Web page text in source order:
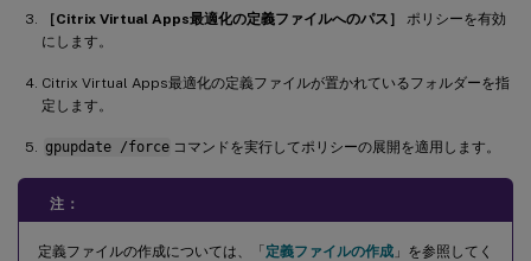
［Citrix Virtual Apps最適化の定義ファイルへのパス］
ポリシーを有効
にします。
Citrix Virtual Apps最適化の定義ファイルが置かれているフォルダーを指
定します。
gpupdate /force コマンドを実行してポリシーの展開を適用します。
注：
定義ファイルの作成については、「定義ファイルの作成 」を参照してく